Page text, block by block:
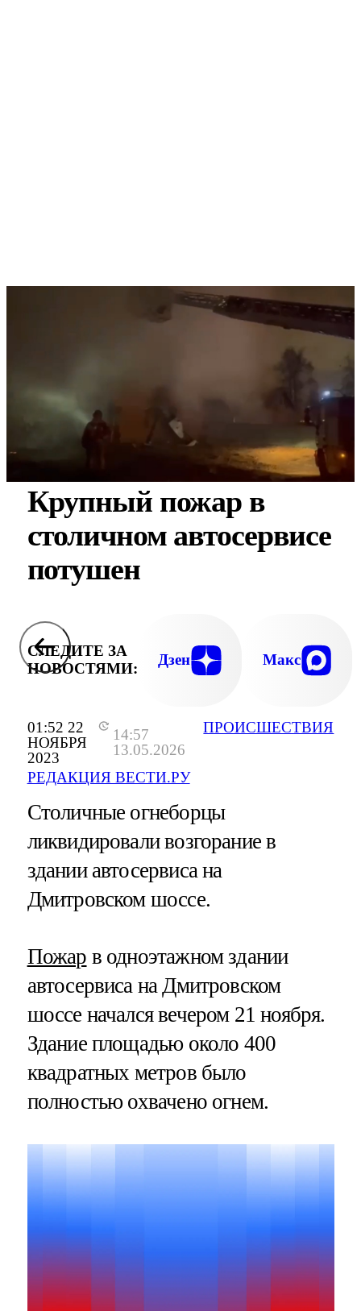
01:52 22
НОЯБРЯ
2023
14:57
13.05.2026
РЕДАКЦИЯ ВЕСТИ.РУ
ПРОИСШЕСТВИЯ
Крупный пожар в
столичном автосервисе
потушен
СЛЕДИТЕ ЗА
НОВОСТЯМИ:
Дзен Макс
Столичные огнеборцы
ликвидировали возгорание в
здании автосервиса на
Дмитровском шоссе.
Пожар в одноэтажном здании
автосервиса на Дмитровском
шоссе начался вечером 21 ноября.
Здание площадью около 400
квадратных метров было
полностью охвачено огнем.